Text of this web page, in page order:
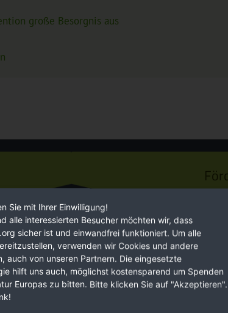
große Besorgnis aus
Sie mit Ihrer Einwilligung!
alle interessierten Besucher möchten wir, dass
sicher ist und einwandfrei funktioniert. Um alle
verwenden wir Cookies und andere
auch von unseren Partnern. Die eingesetzte
hilft uns auch, möglichst kostensparend um Spenden
Europas zu bitten. Bitte klicken Sie auf "Akzeptieren".